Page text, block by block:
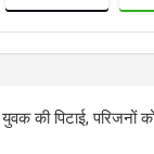
की पिटाई, परिजनों